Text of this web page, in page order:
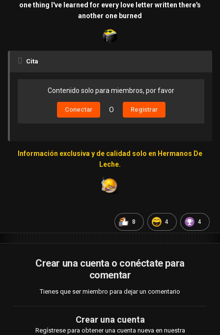
one thing I've learned for every love letter written there's
another one burned
Cita
Contenido solo para miembros, por favor
Conectar O Registrar
Información exclusiva y de calidad solo en Hermanos De
Leche.
8 4 4
Crear una cuenta o conéctate para
comentar
Tienes que ser miembro para dejar un comentario
Crear una cuenta
Regístrese para obtener una cuenta nueva en nuestra